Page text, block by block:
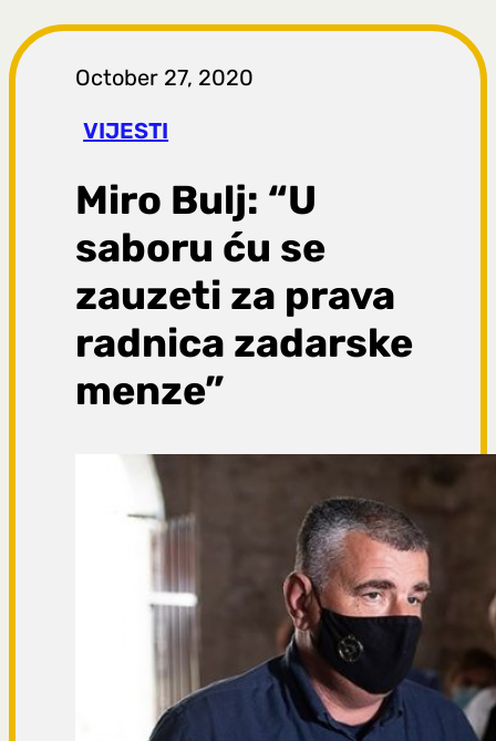
t
r
a
g
a
October 27, 2020
VIJESTI
Miro Bulj: “U
saboru ću se
zauzeti za prava
radnica zadarske
menze”